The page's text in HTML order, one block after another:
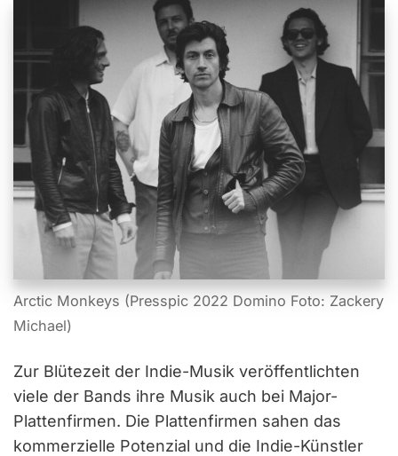
Arctic Monkeys (Presspic 2022 Domino Foto: Zackery
Michael)
Zur Blütezeit der Indie-Musik veröffentlichten
viele der Bands ihre Musik auch bei Major-
Plattenfirmen. Die Plattenfirmen sahen das
kommerzielle Potenzial und die Indie-Künstler